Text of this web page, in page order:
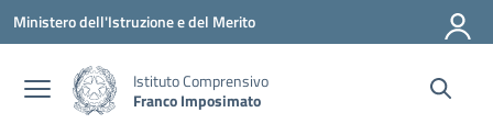
Vai ai contenuti
Vai al menu di navigazione
Vai al footer
Ministero dell'Istruzione e del Merito
Istituto Comprensivo
Franco Imposimato